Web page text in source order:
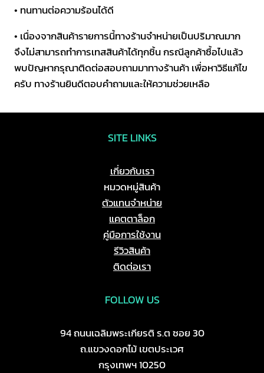
• ทนทานต่อความร้อนได้ดี
• เนื่องจากสินค้ารายการนี้ทางร้านจำหน่ายเป็นปริมาณมาก
จึงไม่สามารถทำการเทสสินค้าได้ทุกชิ้น กรณีลูกค้าซื้อไปแล้ว
พบปัญหากรุณาติดต่อสอบถามมาทางร้านค้า เพื่อหาวิธีแก้ไข
ครับ ทางร้านยินดีตอบคำถามและให้ความช่วยเหลือ
SITE LINKS
เกี่ยวกับเรา
หมวดหมู่สินค้า
ตัวแทนจำหน่าย
แคตตาล็อก
คู่มือการใช้งาน
รีวิวสินค้า
ติดต่อเรา
FOLLOW US
94 ถนนเฉลิมพระเกียรติ ร.ต ซอย 30
ถ.แขวงดอกไม้ เขตประเวศ
กรุงเทพฯ 10250